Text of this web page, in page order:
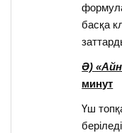
басқа
Ә)
минут
Үш